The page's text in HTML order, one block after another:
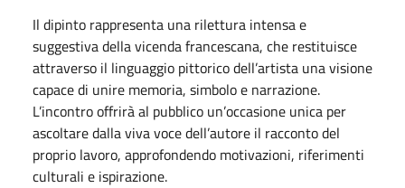
Il dipinto rappresenta una rilettura intensa e
suggestiva della vicenda francescana, che restituisce
attraverso il linguaggio pittorico dell’artista una visione
capace di unire memoria, simbolo e narrazione.
L’incontro offrirà al pubblico un’occasione unica per
ascoltare dalla viva voce dell’autore il racconto del
proprio lavoro, approfondendo motivazioni, riferimenti
culturali e ispirazione.